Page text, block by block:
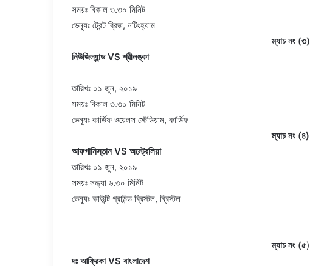
সময়ঃ বিকাল ৩.৩০ মিনিট
ভেন্যুঃ ট্রেন্ট ব্রিজ, নটিংহ্যাম
ম্যাচ নং (৩)
নিউজিল্যান্ড VS শ্রীলঙ্কা
তারিখঃ ০১ জুন, ২০১৯
সময়ঃ বিকাল ৩.৩০ মিনিট
ভেন্যুঃ কার্ডিফ ওয়েলস স্টেডিয়াম, কার্ডিফ
ম্যাচ নং (৪)
আফগানিস্তান VS অস্ট্রেলিয়া
তারিখঃ ০১ জুন, ২০১৯
সময়ঃ সন্ধ্যা ৬.৩০ মিনিট
ভেন্যুঃ কাউন্টি গ্রাউন্ড ব্রিস্টল, ব্রিস্টল
ম্যাচ নং (৫)
দঃ আফ্রিকা VS বাংলাদেশ